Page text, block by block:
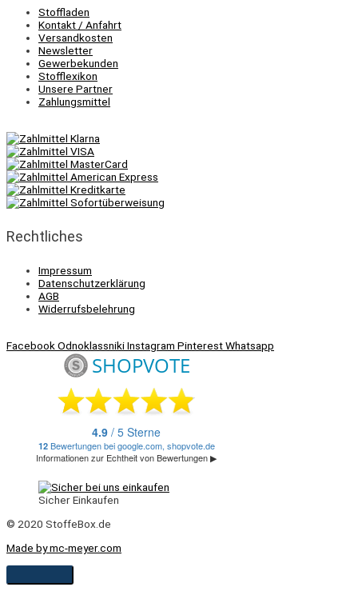
Stoffladen
Kontakt / Anfahrt
Versandkosten
Newsletter
Gewerbekunden
Stofflexikon
Unsere Partner
Zahlungsmittel
Rechtliches
Impressum
Datenschutzerklärung
AGB
Widerrufsbelehrung
FacebookOdnoklassnikiInstagram PinterestWhatsapp
Sicher Einkaufen
© 2020 StoffeBox.de
Made by mc-meyer.com